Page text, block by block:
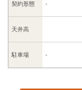
契約形態 -
天井高
駐車場 -